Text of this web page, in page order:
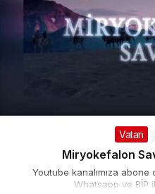
Vatan
Miryokefalon
Youtube kanalımıza
Whatsapp ve BİP